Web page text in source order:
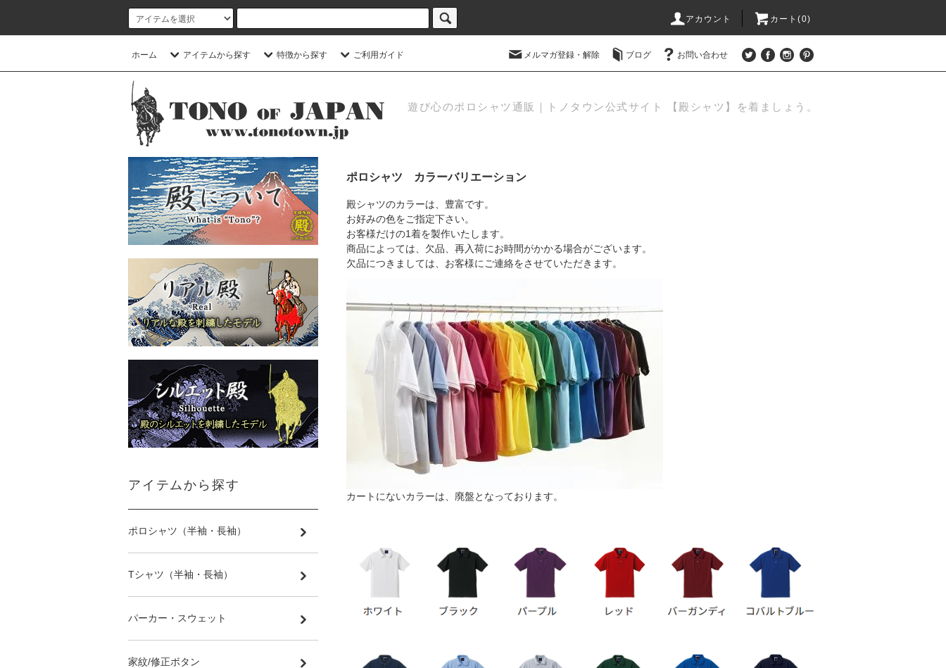
アカウント カート(0)
ホーム アイテムから探す 特徴から探す ご利用ガイド メルマガ登録・解除 ブログ お問い合わせ
遊び心のポロシャツ通販｜トノタウン公式サイト 【殿シャツ】を着ましょう。
ポロシャツ カラーバリエーション
殿シャツのカラーは、豊富です。
お好みの色をご指定下さい。
お客様だけの1着を製作いたします。
商品によっては、欠品、再入荷にお時間がかかる場合がございます。
欠品につきましては、お客様にご連絡をさせていただきます。
カートにないカラーは、廃盤となっております。
アイテムから探す
ポロシャツ（半袖・長袖）
Tシャツ（半袖・長袖）
パーカー・スウェット
家紋/修正ボタン